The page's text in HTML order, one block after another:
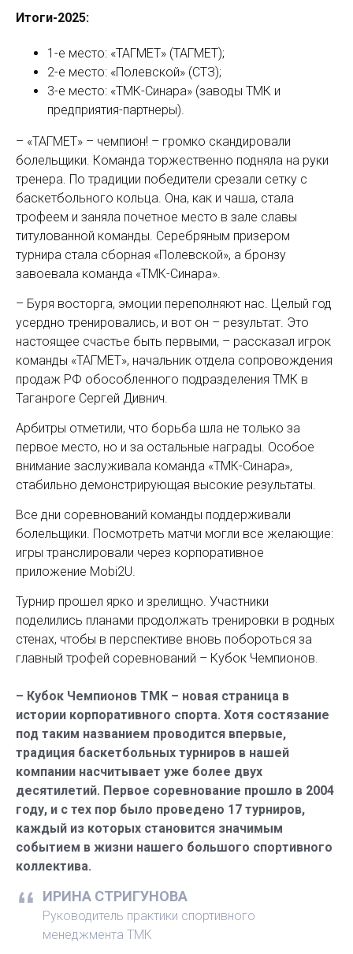
Итоги-2025:
1-е место: «ТАГМЕТ» (ТАГМЕТ);
2-е место: «Полевской» (СТЗ);
3-е место: «ТМК-Синара» (заводы ТМК и
предприятия-партнеры).
– «ТАГМЕТ» – чемпион! – громко скандировали
болельщики. Команда торжественно подняла на руки
тренера. По традиции победители срезали сетку с
баскетбольного кольца. Она, как и чаша, стала
трофеем и заняла почетное место в зале славы
титулованной команды. Серебряным призером
турнира стала сборная «Полевской», а бронзу
завоевала команда «ТМК-Синара».
– Буря восторга, эмоции переполняют нас. Целый год
усердно тренировались, и вот он – результат. Это
настоящее счастье быть первыми, – рассказал игрок
команды «ТАГМЕТ», начальник отдела сопровождения
продаж РФ обособленного подразделения ТМК в
Таганроге Сергей Дивнич.
Арбитры отметили, что борьба шла не только за
первое место, но и за остальные награды. Особое
внимание заслуживала команда «ТМК-Синара»,
стабильно демонстрирующая высокие результаты.
Все дни соревнований команды поддерживали
болельщики. Посмотреть матчи могли все желающие:
игры транслировали через корпоративное
приложение Mobi2U.
Турнир прошел ярко и зрелищно. Участники
поделились планами продолжать тренировки в родных
стенах, чтобы в перспективе вновь побороться за
главный трофей соревнований – Кубок Чемпионов.
– Кубок Чемпионов ТМК – новая страница в
истории корпоративного спорта. Хотя состязание
под таким названием проводится впервые,
традиция баскетбольных турниров в нашей
компании насчитывает уже более двух
десятилетий. Первое соревнование прошло в 2004
году, и с тех пор было проведено 17 турниров,
каждый из которых становится значимым
событием в жизни нашего большого спортивного
коллектива.
ИРИНА СТРИГУНОВА
Руководитель практики спортивного
менеджмента ТМК